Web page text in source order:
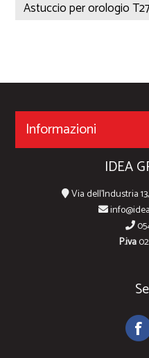
Astuccio per orologio
Informazioni
IDEA
Via dell'Industria
P.iva